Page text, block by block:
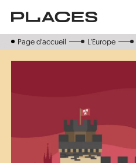
contenu
Page d‘accueil L'Europe